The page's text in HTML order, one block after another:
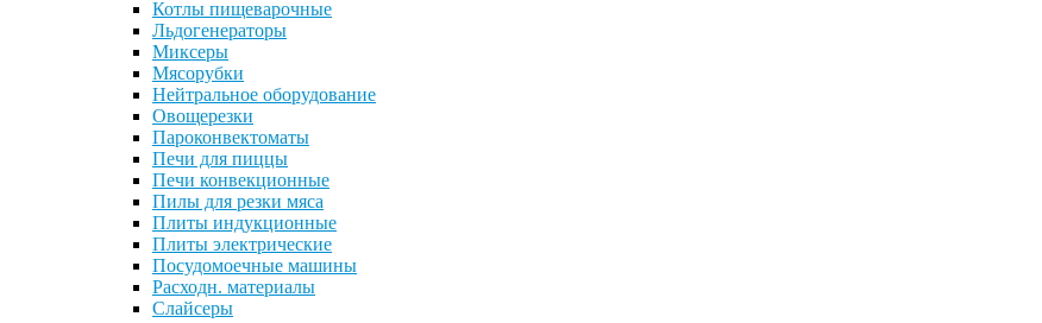
Котлы пищеварочные
Льдогенераторы
Миксеры
Мясорубки
Нейтральное оборудование
Овощерезки
Пароконвектоматы
Печи для пиццы
Печи конвекционные
Пилы для резки мяса
Плиты индукционные
Плиты электрические
Посудомоечные машины
Расходн. материалы
Слайсеры